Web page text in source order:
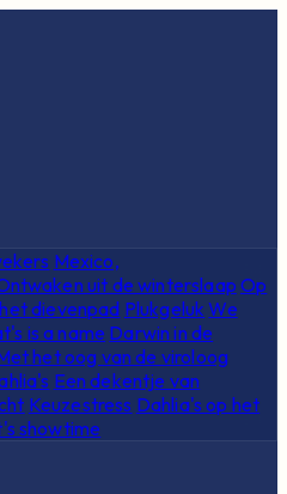
Mexico,
uit de winterslaap Op
dievenpad Plukgeluk We
is a name Darwin in de
het oog van de viroloog
Een dekentje van
Keuzestress Dahlia's op het
showtime